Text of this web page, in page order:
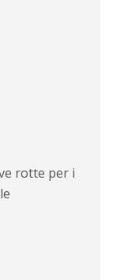
rotte per i